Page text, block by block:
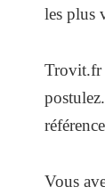
les plus
Trovit.fr
Vous